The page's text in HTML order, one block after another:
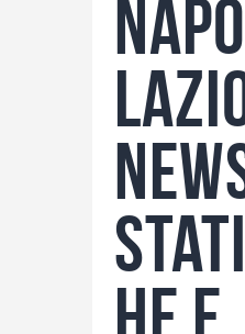
Fantacalcio
I consigli di
Serie A